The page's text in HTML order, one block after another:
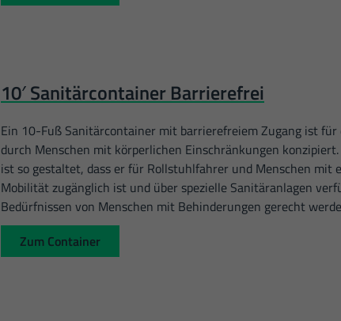
10′ Sanitärcontainer Barrierefrei
Ein 10-Fuß Sanitärcontainer mit barrierefreiem Zugang ist für
durch Menschen mit körperlichen Einschränkungen
ist so gestaltet, dass er für Rollstuhlfahrer und Menschen mit
Mobilität zugänglich ist und über spezielle Sanitäranlagen
Bedürfnissen von Menschen mit Behinderungen gerecht
Zum Container